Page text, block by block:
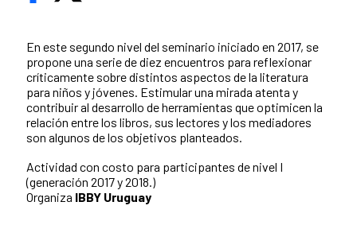
En este segundo nivel del seminario iniciado en 2017, se
propone una serie de diez encuentros para reflexionar
críticamente sobre distintos aspectos de la literatura
para niños y jóvenes. Estimular una mirada atenta y
contribuir al desarrollo de herramientas que optimicen la
relación entre los libros, sus lectores y los mediadores
son algunos de los objetivos planteados.
Actividad con costo para participantes de nivel I
(generación 2017 y 2018.)
Organiza IBBY Uruguay